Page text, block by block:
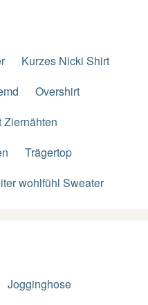
Kurzes Nicki Shirt
Overshirt
Ziernähten
Trägertop
wohlfühl Sweater
Jogginghose